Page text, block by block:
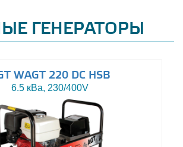
ГЕНЕРАТОРЫ
WAGT 220 DC HSB
6.5 кВа, 230/400V